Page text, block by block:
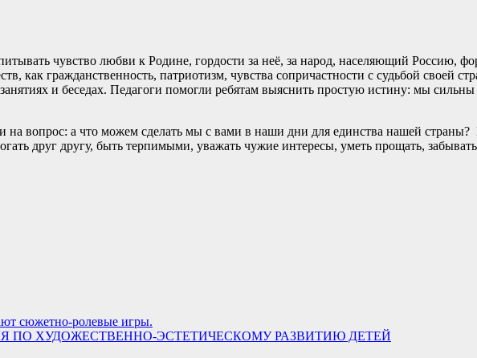
чувство любви к Родине, гордости за неё, за народ, населяющий Россию,
как гражданственность, патриотизм, чувства сопричастности с судьбой своей
и беседах. Педагоги помогли ребятам выяснить простую истину: мы
на вопрос: а что можем сделать мы с вами в наши дни для единства нашей
друг другу, быть терпимыми, уважать чужие интересы, уметь прощать,
сюжетно-ролевые игры.
ПО ХУДОЖЕСТВЕННО-ЭСТЕТИЧЕСКОМУ РАЗВИТИЮ ДЕТЕЙ